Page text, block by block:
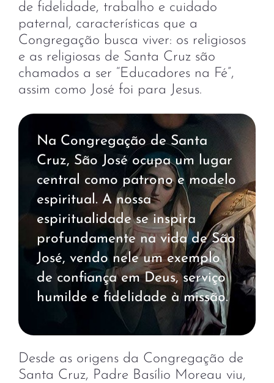
de fidelidade, trabalho e cuidado
paternal, características que a
Congregação busca viver: os religiosos
e as religiosas de Santa Cruz são
chamados a ser “Educadores na Fé”,
assim como José foi para Jesus.
Na Congregação de Santa
Cruz, São José ocupa um lugar
central como patrono e modelo
espiritual. A nossa
espiritualidade se inspira
profundamente na vida de São
José, vendo nele um exemplo
de confiança em Deus, serviço
humilde e fidelidade à missão.
Desde as origens da Congregação de
Santa Cruz, Padre Basílio Moreau viu,